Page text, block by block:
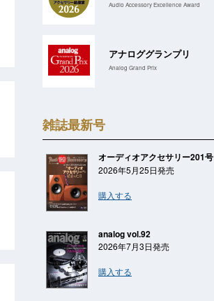
Audio Accessory Excellence Award
アナロググランプリ
Analog Grand Prix
雑誌最新号
オーディオアクセサリー201号
2026年5月25日発売
購入する
analog vol.92
2026年7月3日発売
購入する